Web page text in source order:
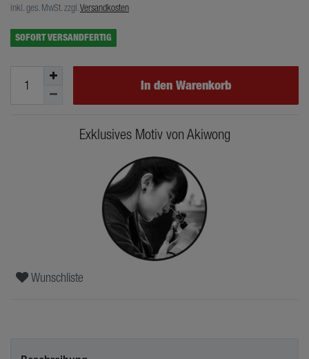
inkl. ges. MwSt.zzgl.Versandkosten
SOFORT VERSANDFERTIG
In den Warenkorb
Exklusives Motiv von Akiwong
Wunschliste